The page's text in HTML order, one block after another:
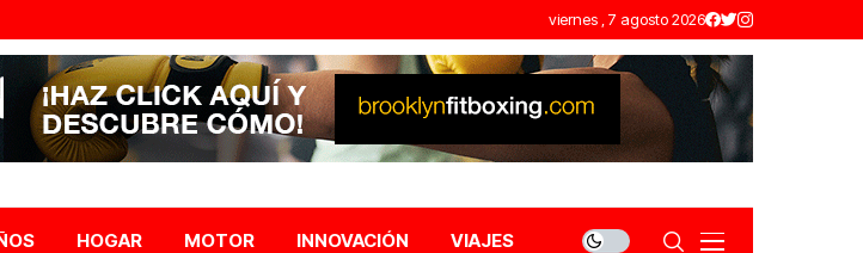
viernes , 7 agosto 2026
HOGAR MOTOR INNOVACIÓN VIAJES